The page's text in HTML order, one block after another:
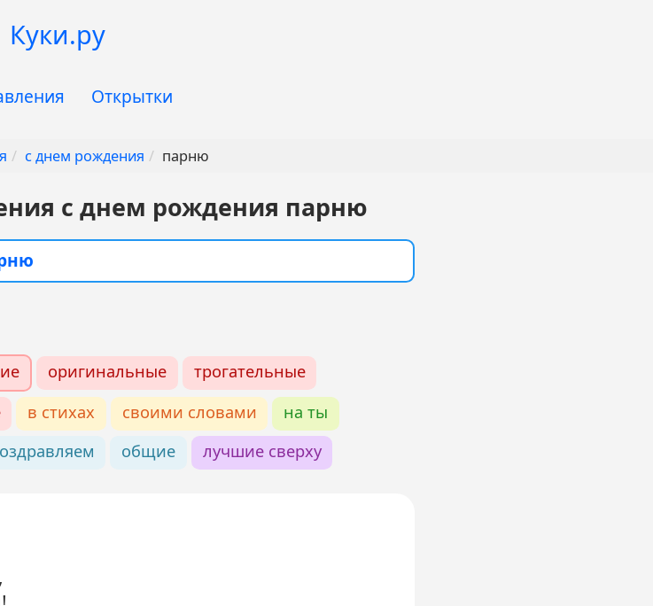
Куки.ру
Открытки
с днем рождения парню
с днем рождения парню
оригинальные
трогательные
в стихах своими словами
на ты
общие лучшие сверху